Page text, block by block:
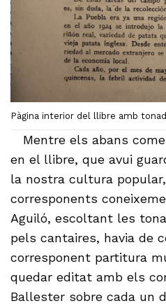
Pàgina interior del llibre amb
Mentre els abans
en el llibre, que avui
la nostra cultura
corresponents
Aguiló, escoltant les
pels cantaires, havia de
corresponent partitura
quedar editat amb els
Ballester sobre cada un